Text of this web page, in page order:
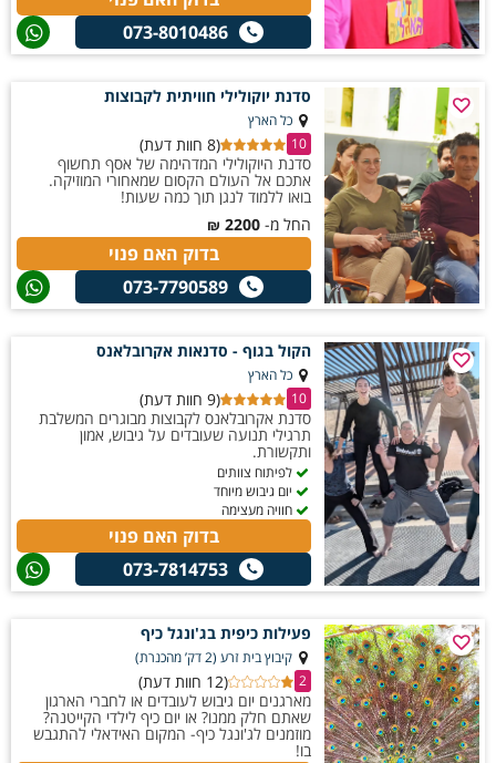
073-8010486
סדנת יוקולילי חוויתית לקבוצות
כל הארץ
10
(8 חוות דעת)
סדנת היוקולילי המדהימה של אסף תחשוף
אתכם אל העולם הקסום שמאחורי המוזיקה.
בואו ללמוד לנגן תוך כמה שעות!
החל מ- 2200
₪
בדוק האם פנוי
073-7790589
הקול בגוף - סדנאות אקרובלאנס
כל הארץ
10
(9 חוות דעת)
סדנת אקרובלאנס לקבוצות מבוגרים המשלבת
תרגילי תנועה שעובדים על גיבוש, אמון
ותקשורת.
לפיתוח צוותים
יום גיבוש מיוחד
חוויה מעצימה
בדוק האם פנוי
073-7814753
פעילות כיפית בג'ונגל כיף
קיבוץ בית זרע (2 דק’ מהכנרת)
2
(12 חוות דעת)
מארגנים יום גיבוש לעובדים או לחברי הארגון
שאתם חלק ממנו? או יום כיף לילדי הקייטנה?
מוזמנים לג'ונגל כיף- המקום האידאלי להתגבש
בו!